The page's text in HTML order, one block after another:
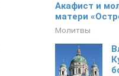
Акафист и
матери
Молитвы